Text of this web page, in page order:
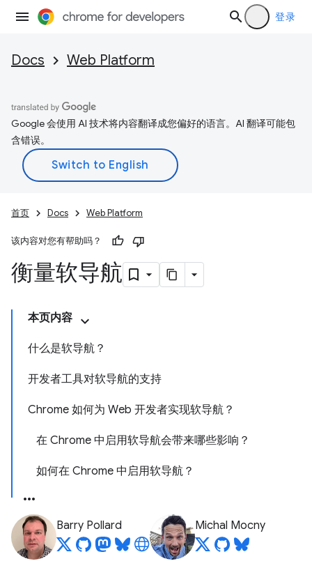
登录
Docs Web Platform
Google 会使用 AI 技术将内容翻译成您偏好的语言。AI 翻译可能包
含错误。
首页 Docs Web Platform
该内容对您有帮助吗？
衡量软导航
本页内容
什么是软导航？
开发者工具对软导航的支持
Chrome 如何为 Web 开发者实现软导航？
在 Chrome 中启用软导航会带来哪些影响？
如何在 Chrome 中启用软导航？
Barry Pollard Michal Mocny